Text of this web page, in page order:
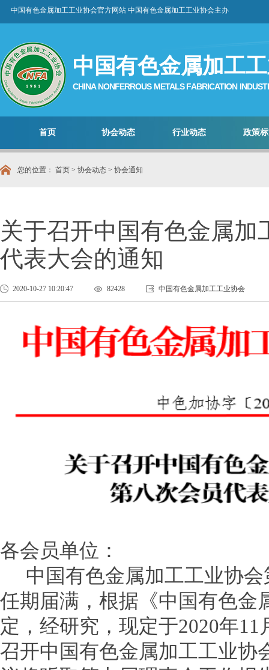
中国有色金属加工工业协会官方网站 中国有色金属加工工业协会主办
中国有色金属加工
CHINA NONFERROUS METALS FABRICATION
首页 协会动态 行业动态 政策
您的位置： 首页 > 协会动态 > 协会通知
关于召开中国有色金属加
代表大会的通知
2020-10-27 10:20:47 82428 中国有色金属加工工业协会
各会员单位：
中国有色金属加工工业协
任期届满，根据《中国有色金
定，经研究，现定于2020年
召开中国有色金属加工工业协